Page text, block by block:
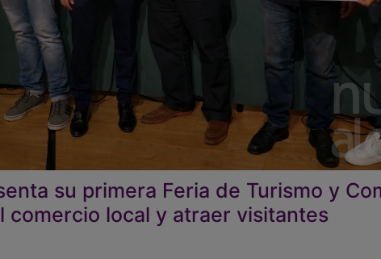
su primera Feria de Turismo y
comercio local y atraer visitantes